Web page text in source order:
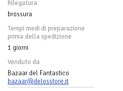
Rilegatura
brossura
Tempi medi di preparazione
prima della spedizione
1 giorni
Venduto da
Bazaar del Fantastico
bazaar@delosstore.it